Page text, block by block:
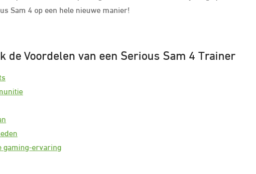
Sam 4 op een hele nieuwe manier!
de Voordelen van een Serious Sam 4 Trainer
gaming-ervaring